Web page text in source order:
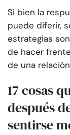
Si bien la
puede diferir,
estrategias
de hacer
de una
17 cosas
después
sentirse